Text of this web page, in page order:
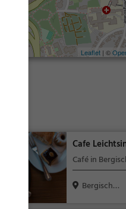
Leaflet | ©
Cafe
Café in
Bergisch